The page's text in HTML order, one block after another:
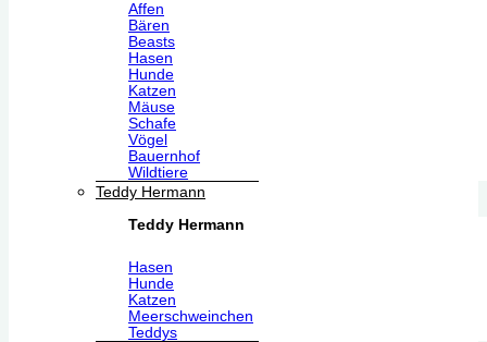
Affen
Bären
Beasts
Hasen
Hunde
Katzen
Mäuse
Schafe
Vögel
Bauernhof
Wildtiere
Teddy Hermann
Teddy Hermann
Hasen
Hunde
Katzen
Meerschweinchen
Teddys